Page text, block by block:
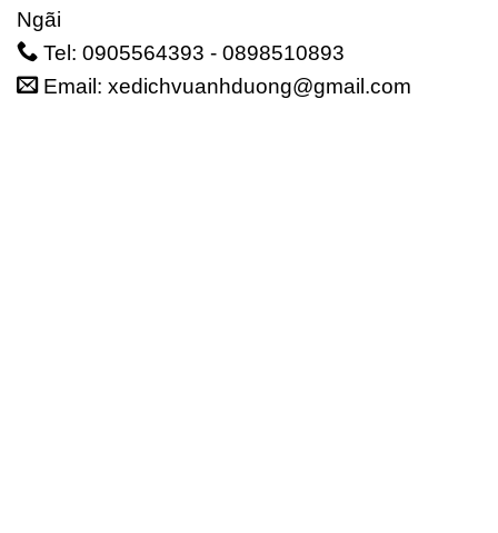
Ngãi
Tel: 0905564393 - 0898510893
Email: xedichvuanhduong@gmail.com